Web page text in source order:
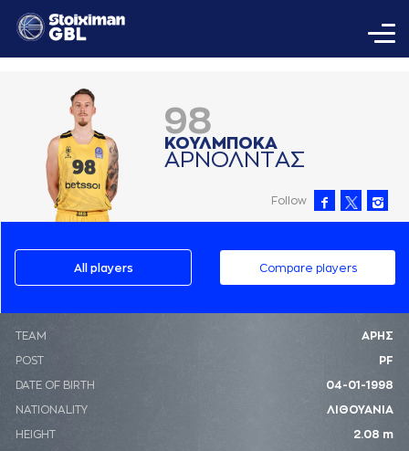
98
ΚΟΥΛΜΠΟΚA
AΡΝΟΛΝΤAΣ
Follow
All players Compare players
ΤΕΑΜ ΑΡΗΣ
POST PF
DATE OF BIRTH 04-01-1998
NATIONALITY ΛΙΘΟΥΑΝΙΑ
HEIGHT 2.08 m